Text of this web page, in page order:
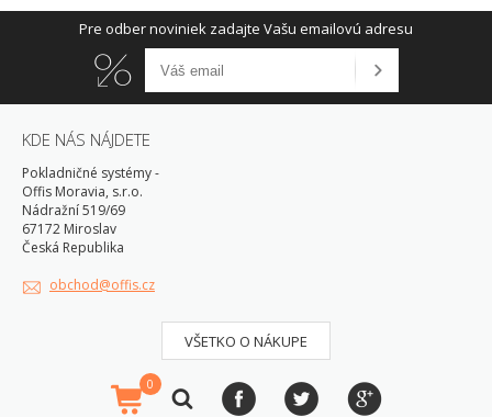
Pre odber noviniek zadajte Vašu emailovú adresu
KDE NÁS NÁJDETE
Pokladničné systémy -
Offis Moravia, s.r.o.
Nádražní 519/69
67172 Miroslav
Česká Republika
obchod@offis.cz
VŠETKO O NÁKUPE
0